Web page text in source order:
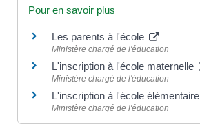
Pour en savoir plus
Les parents à l'école
Ministère chargé de l'éducation
L'inscription à l'école maternelle
Ministère chargé de l'éducation
L'inscription à l'école élémentaire
Ministère chargé de l'éducation